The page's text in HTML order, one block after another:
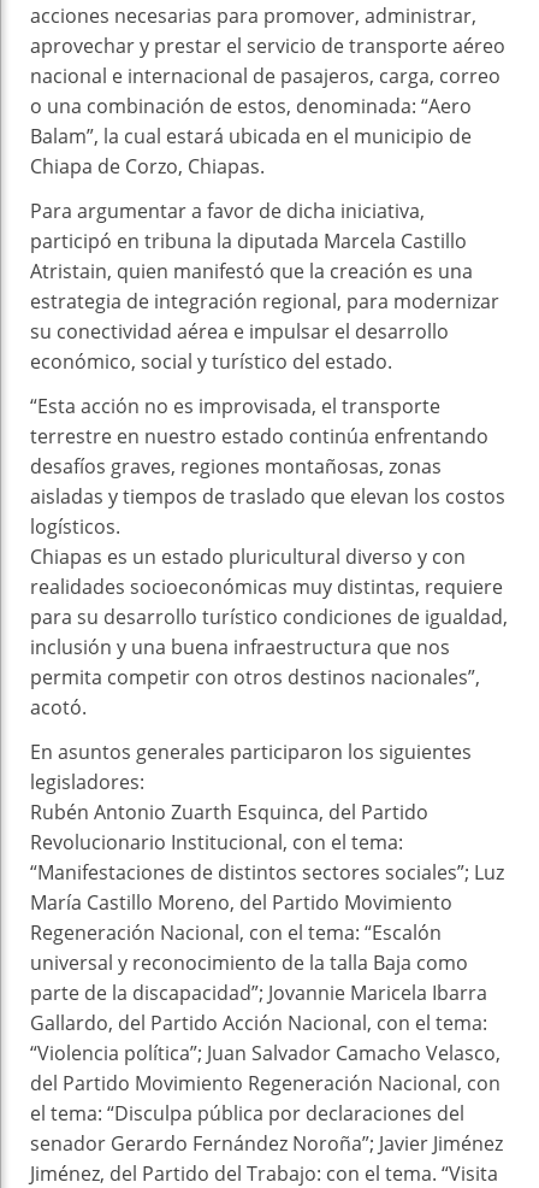
acciones necesarias para promover, administrar,
aprovechar y prestar el servicio de transporte aéreo
nacional e internacional de pasajeros, carga, correo
o una combinación de estos, denominada: “Aero
Balam”, la cual estará ubicada en el municipio de
Chiapa de Corzo, Chiapas.
Para argumentar a favor de dicha iniciativa,
participó en tribuna la diputada Marcela Castillo
Atristain, quien manifestó que la creación es una
estrategia de integración regional, para modernizar
su conectividad aérea e impulsar el desarrollo
económico, social y turístico del estado.
“Esta acción no es improvisada, el transporte
terrestre en nuestro estado continúa enfrentando
desafíos graves, regiones montañosas, zonas
aisladas y tiempos de traslado que elevan los costos
logísticos.
Chiapas es un estado pluricultural diverso y con
realidades socioeconómicas muy distintas, requiere
para su desarrollo turístico condiciones de igualdad,
inclusión y una buena infraestructura que nos
permita competir con otros destinos nacionales”,
acotó.
En asuntos generales participaron los siguientes
legisladores:
Rubén Antonio Zuarth Esquinca, del Partido
Revolucionario Institucional, con el tema:
“Manifestaciones de distintos sectores sociales”; Luz
María Castillo Moreno, del Partido Movimiento
Regeneración Nacional, con el tema: “Escalón
universal y reconocimiento de la talla Baja como
parte de la discapacidad”; Jovannie Maricela Ibarra
Gallardo, del Partido Acción Nacional, con el tema:
“Violencia política”; Juan Salvador Camacho Velasco,
del Partido Movimiento Regeneración Nacional, con
el tema: “Disculpa pública por declaraciones del
senador Gerardo Fernández Noroña”; Javier Jiménez
Jiménez, del Partido del Trabajo: con el tema. “Visita